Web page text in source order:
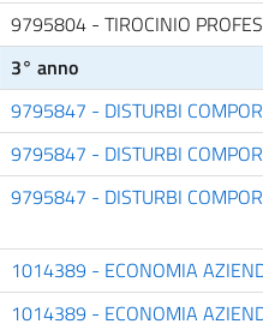
9795804 - TIROCINIO
3° anno
9795847 - DISTURBI
9795847 - DISTURBI
9795847 - DISTURBI
1014389 - ECONOMIA
1014389 - ECONOMIA